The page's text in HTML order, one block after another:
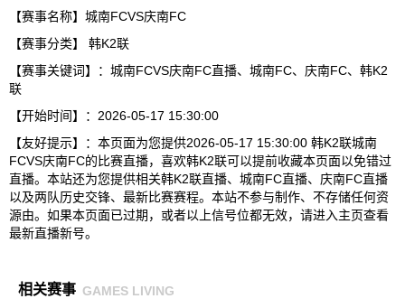
【赛事名称】城南FCVS庆南FC
【赛事分类】 韩K2联
【赛事关键词】：城南FCVS庆南FC直播、城南FC、庆南FC、韩K2
联
【开始时间】：2026-05-17 15:30:00
【友好提示】：本页面为您提供2026-05-17 15:30:00 韩K2联城南
FCVS庆南FC的比赛直播，喜欢韩K2联可以提前收藏本页面以免错过
直播。本站还为您提供相关韩K2联直播、城南FC直播、庆南FC直播
以及两队历史交锋、最新比赛赛程。本站不参与制作、不存储任何资
源由。如果本页面已过期，或者以上信号位都无效，请进入主页查看
最新直播新号。
相关赛事 GAMES LIVING